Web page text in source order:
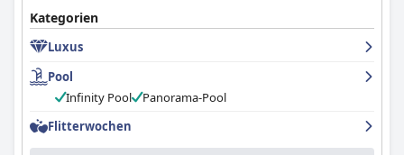
Kategorien
Luxus
Pool
Infinity Pool
Panorama-Pool
Flitterwochen